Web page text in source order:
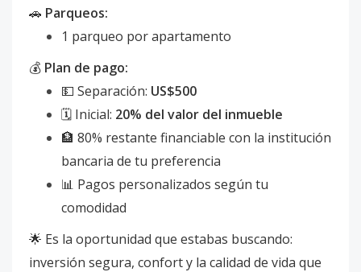
🚗 Parqueos:
1 parqueo por apartamento
💰 Plan de pago:
💵 Separación: US$500
🗓️ Inicial: 20% del valor del inmueble
🏦 80% restante financiable con la institución
bancaria de tu preferencia
📊 Pagos personalizados según tu
comodidad
🌟 Es la oportunidad que estabas buscando:
inversión segura, confort y la calidad de vida que